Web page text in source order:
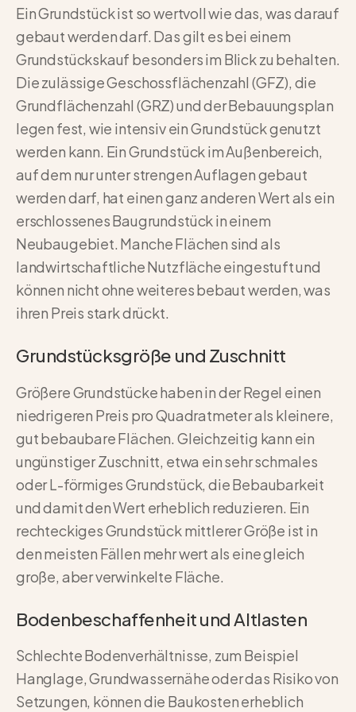
Ein Grundstück ist so wertvoll wie das, was darauf
gebaut werden darf. Das gilt es bei einem
Grundstückskauf besonders im Blick zu behalten.
Die zulässige Geschossflächenzahl (GFZ), die
Grundflächenzahl (GRZ) und der Bebauungsplan
legen fest, wie intensiv ein Grundstück genutzt
werden kann. Ein Grundstück im Außenbereich,
auf dem nur unter strengen Auflagen gebaut
werden darf, hat einen ganz anderen Wert als ein
erschlossenes Baugrundstück in einem
Neubaugebiet. Manche Flächen sind als
landwirtschaftliche Nutzfläche eingestuft und
können nicht ohne weiteres bebaut werden, was
ihren Preis stark drückt.
Grundstücksgröße und Zuschnitt
Größere Grundstücke haben in der Regel einen
niedrigeren Preis pro Quadratmeter als kleinere,
gut bebaubare Flächen. Gleichzeitig kann ein
ungünstiger Zuschnitt, etwa ein sehr schmales
oder L-förmiges Grundstück, die Bebaubarkeit
und damit den Wert erheblich reduzieren. Ein
rechteckiges Grundstück mittlerer Größe ist in
den meisten Fällen mehr wert als eine gleich
große, aber verwinkelte Fläche.
Bodenbeschaffenheit und Altlasten
Schlechte Bodenverhältnisse, zum Beispiel
Hanglage, Grundwassernähe oder das Risiko von
Setzungen, können die Baukosten erheblich